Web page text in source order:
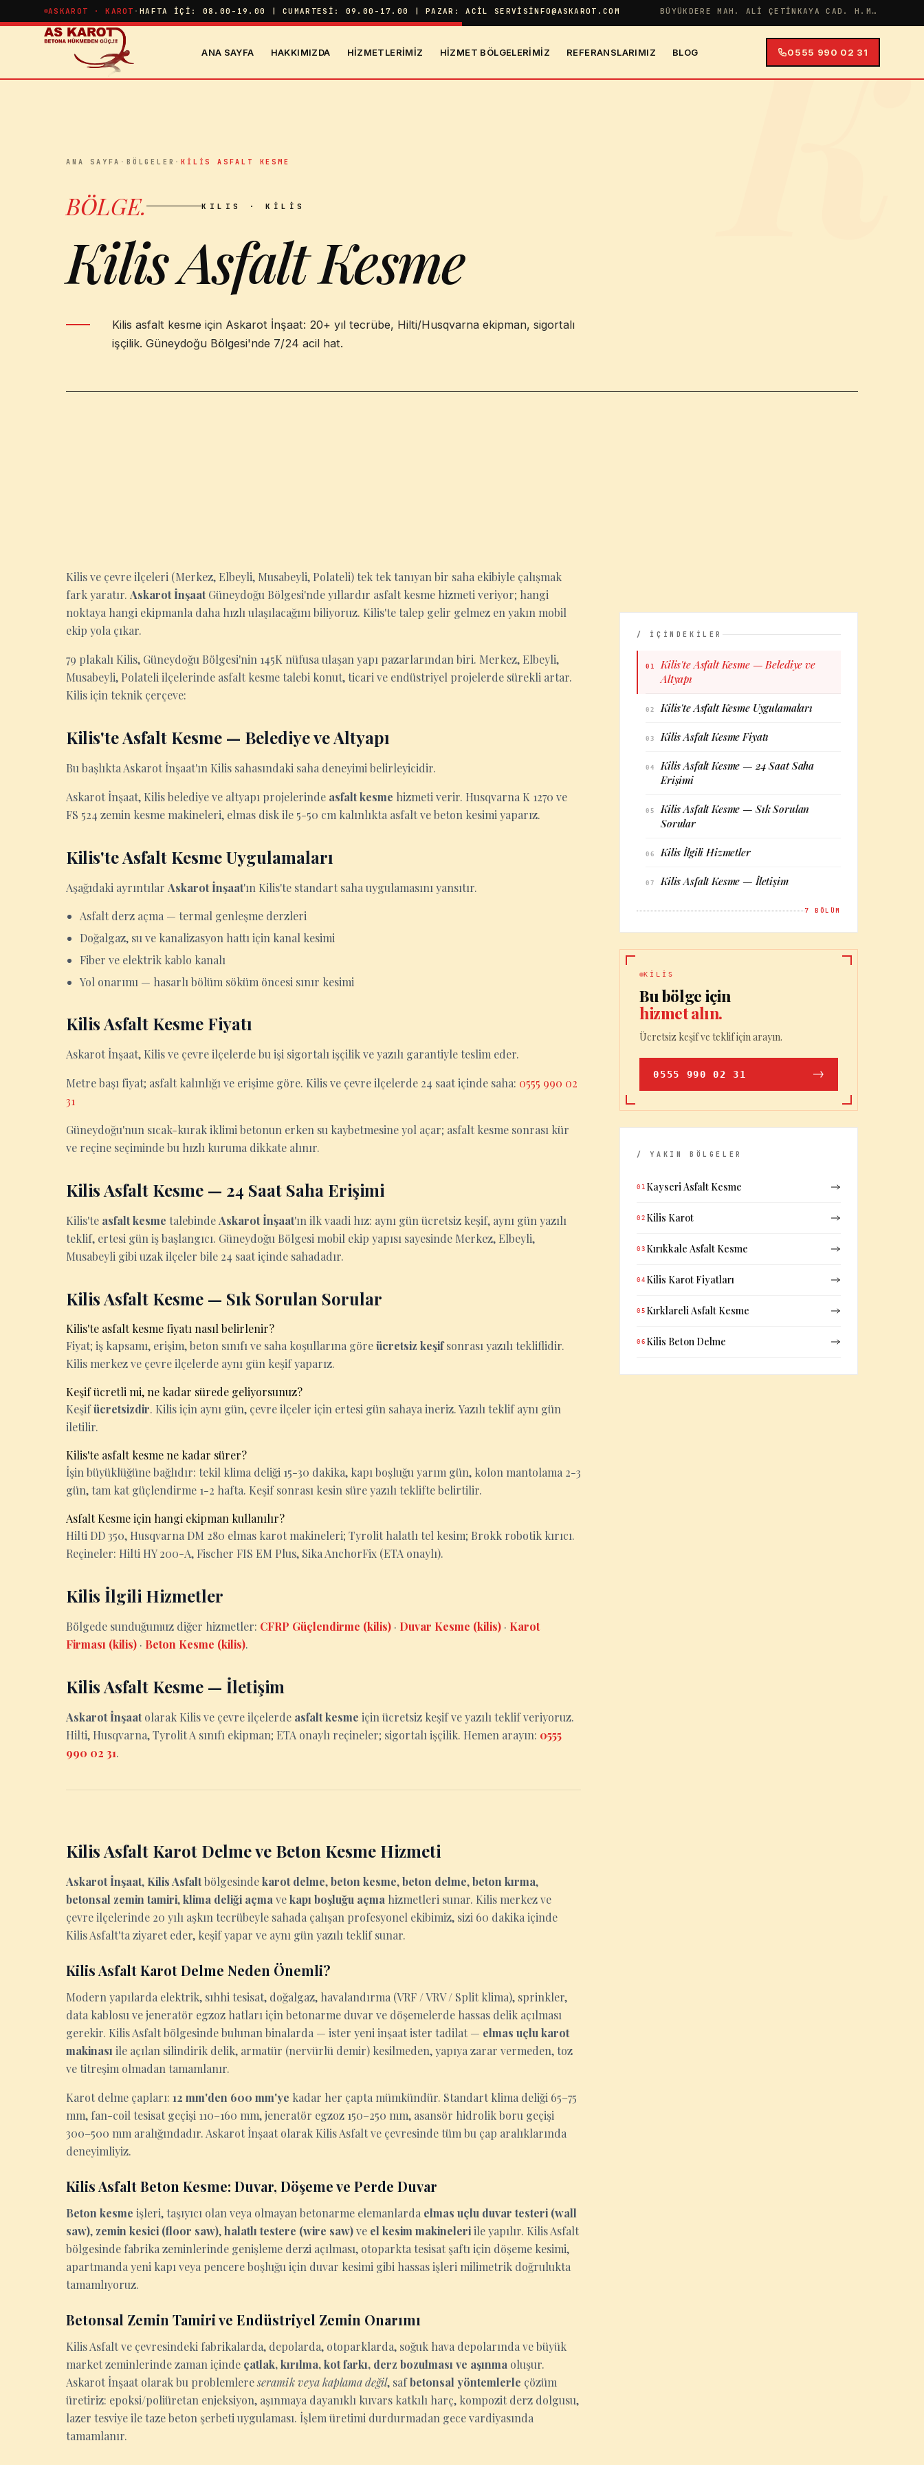
İçeriğe atlaASKAROT · KAROT ·HAFTA İÇI: 08.00-19.00 | CUMARTESI: 09.00-17.00 | PAZAR: ACIL SERVIS INFO@ASKAROT.COM BÜYÜKDERE MAH. ALI ÇETINKAYA CAD. H.MERYEM APT NO:38 İÇ KAPI NO:4
ANA SAYFA HAKKIMIZDA HIZMETLERIMIZ HIZMET BÖLGELERIMIZ REFERANSLARIMIZ BLOG 0555 990 02 31
K
ANA SAYFA ·BÖLGELER ·KILIS ASFALT KESME
BÖLGE. KILIS · KILIS
Kilis Asfalt Kesme
Kilis asfalt kesme için Askarot İnşaat: 20+ yıl tecrübe, Hilti/Husqvarna ekipman, sigortalı
işçilik. Güneydoğu Bölgesi'nde 7/24 acil hat.
Kilis ve çevre ilçeleri (Merkez, Elbeyli, Musabeyli, Polateli) tek tek tanıyan bir saha ekibiyle çalışmak
fark yaratır. Askarot İnşaatGüneydoğu Bölgesi'nde yıllardır asfalt kesme hizmeti veriyor; hangi
noktaya hangi ekipmanla daha hızlı ulaşılacağını biliyoruz. Kilis'te talep gelir gelmez en yakın mobil
ekip yola çıkar.
79 plakalı Kilis, Güneydoğu Bölgesi'nin 145K nüfusa ulaşan yapı pazarlarından biri. Merkez, Elbeyli,
Musabeyli, Polateli ilçelerinde asfalt kesme talebi konut, ticari ve endüstriyel projelerde sürekli artar.
Kilis için teknik çerçeve:
Kilis'te Asfalt Kesme — Belediye ve Altyapı
Bu başlıkta Askarot İnşaat'ın Kilis sahasındaki saha deneyimi belirleyicidir.
Askarot İnşaat, Kilis belediye ve altyapı projelerinde asfalt kesme hizmeti verir. Husqvarna K 1270 ve
FS 524 zemin kesme makineleri, elmas disk ile 5-50 cm kalınlıkta asfalt ve beton kesimi yaparız.
Kilis'te Asfalt Kesme Uygulamaları
Aşağıdaki ayrıntılar Askarot İnşaat'ın Kilis'te standart saha uygulamasını yansıtır.
Asfalt derz açma — termal genleşme derzleri
Doğalgaz, su ve kanalizasyon hattı için kanal kesimi
Fiber ve elektrik kablo kanalı
Yol onarımı — hasarlı bölüm söküm öncesi sınır kesimi
Kilis Asfalt Kesme Fiyatı
Askarot İnşaat, Kilis ve çevre ilçelerde bu işi sigortalı işçilik ve yazılı garantiyle teslim eder.
Metre başı fiyat; asfalt kalınlığı ve erişime göre. Kilis ve çevre ilçelerde 24 saat içinde saha: 0555 990 02
31
Güneydoğu'nun sıcak-kurak iklimi betonun erken su kaybetmesine yol açar; asfalt kesme sonrası kür
ve reçine seçiminde bu hızlı kuruma dikkate alınır.
Kilis Asfalt Kesme — 24 Saat Saha Erişimi
Kilis'te asfalt kesme talebindeAskarot İnşaat'ın ilk vaadi hız: aynı gün ücretsiz keşif, aynı gün yazılı
teklif, ertesi gün iş başlangıcı. Güneydoğu Bölgesi mobil ekip yapısı sayesinde Merkez, Elbeyli,
Musabeyli gibi uzak ilçeler bile 24 saat içinde sahadadır.
Kilis Asfalt Kesme — Sık Sorulan Sorular
Kilis'te asfalt kesme fiyatı nasıl belirlenir?
Fiyat; iş kapsamı, erişim, beton sınıfı ve saha koşullarına göreücretsiz keşifsonrası yazılı tekliflidir.
Kilis merkez ve çevre ilçelerde aynı gün keşif yaparız.
Keşif ücretli mi, ne kadar sürede geliyorsunuz?
Keşifücretsizdir. Kilis için aynı gün, çevre ilçeler için ertesi gün sahaya ineriz. Yazılı teklif aynı gün
iletilir.
Kilis'te asfalt kesme ne kadar sürer?
İşin büyüklüğüne bağlıdır: tekil klima deliği 15-30 dakika, kapı boşluğu yarım gün, kolon mantolama 2-3
gün, tam kat güçlendirme 1-2 hafta. Keşif sonrası kesin süre yazılı teklifte belirtilir.
Asfalt Kesme için hangi ekipman kullanılır?
Hilti DD 350, Husqvarna DM 280 elmas karot makineleri; Tyrolit halatlı tel kesim; Brokk robotik kırıcı.
Reçineler: Hilti HY 200-A, Fischer FIS EM Plus, Sika AnchorFix (ETA onaylı).
Kilis İlgili Hizmetler
Bölgede sunduğumuz diğer hizmetler: CFRP Güçlendirme (kilis) · Duvar Kesme (kilis) · Karot
Firması (kilis) · Beton Kesme (kilis).
Kilis Asfalt Kesme — İletişim
Askarot İnşaatolarak Kilis ve çevre ilçelerde asfalt kesme için ücretsiz keşif ve yazılı teklif veriyoruz.
Hilti, Husqvarna, Tyrolit A sınıfı ekipman; ETA onaylı reçineler; sigortalı işçilik. Hemen arayın: 0555
990 02 31.
Kilis Asfalt Karot Delme ve Beton Kesme Hizmeti
Askarot İnşaat, Kilis Asfaltbölgesindekarot delme,beton kesme,beton delme,beton kırma,
betonsal zemin tamiri,klima deliği açma vekapı boşluğu açma hizmetleri sunar. Kilis merkez ve
çevre ilçelerinde 20 yılı aşkın tecrübeyle sahada çalışan profesyonel ekibimiz, sizi 60 dakika içinde
Kilis Asfalt'ta ziyaret eder, keşif yapar ve aynı gün yazılı teklif sunar.
Kilis Asfalt Karot Delme Neden Önemli?
Modern yapılarda elektrik, sıhhi tesisat, doğalgaz, havalandırma (VRF / VRV / Split klima), sprinkler,
data kablosu ve jeneratör egzoz hatları için betonarme duvar ve döşemelerde hassas delik açılması
gerekir. Kilis Asfalt bölgesinde bulunan binalarda — ister yeni inşaat ister tadilat — elmas uçlu karot
makinası ile açılan silindirik delik, armatür (nervürlü demir) kesilmeden, yapıya zarar vermeden, toz
ve titreşim olmadan tamamlanır.
Karot delme çapları: 12 mm'den 600 mm'ye kadar her çapta mümkündür. Standart klima deliği 65–75
mm, fan-coil tesisat geçişi 110–160 mm, jeneratör egzoz 150–250 mm, asansör hidrolik boru geçişi
300–500 mm aralığındadır. Askarot İnşaat olarak Kilis Asfalt ve çevresinde tüm bu çap aralıklarında
deneyimliyiz.
Kilis Asfalt Beton Kesme: Duvar, Döşeme ve Perde Duvar
Beton kesme işleri, taşıyıcı olan veya olmayan betonarme elemanlarda elmas uçlu duvar testeri (wall
saw), zemin kesici (floor saw),halatlı testere (wire saw)ve el kesim makineleriile yapılır. Kilis Asfalt
bölgesinde fabrika zeminlerinde genişleme derzi açılması, otoparkta tesisat şaftı için döşeme kesimi,
apartmanda yeni kapı veya pencere boşluğu için duvar kesimi gibi hassas işleri milimetrik doğrulukta
tamamlıyoruz.
Betonsal Zemin Tamiri ve Endüstriyel Zemin Onarımı
Kilis Asfalt ve çevresindeki fabrikalarda, depolarda, otoparklarda, soğuk hava depolarında ve büyük
market zeminlerinde zaman içinde çatlak, kırılma, kot farkı, derz bozulması ve aşınma oluşur.
Askarot İnşaat olarak bu problemlereseramik veya kaplama değil, safbetonsal yöntemlerle çözüm
üretiriz: epoksi/poliüretan enjeksiyon, aşınmaya dayanıklı kuvars katkılı harç, kompozit derz dolgusu,
lazer tesviye ile taze beton şerbeti uygulaması. İşlem üretimi durdurmadan gece vardiyasında
tamamlanır.
/ İÇİNDEKİLER
01
Kilis'te Asfalt Kesme — Belediye ve
Altyapı
02 Kilis'te Asfalt Kesme Uygulamaları
03 Kilis Asfalt Kesme Fiyatı
04
Kilis Asfalt Kesme — 24 Saat Saha
Erişimi
05
Kilis Asfalt Kesme — Sık Sorulan
Sorular
06 Kilis İlgili Hizmetler
07 Kilis Asfalt Kesme — İletişim
7 BÖLÜM
KILIS
Bu bölge için
hizmet alın.
Ücretsiz keşif ve teklif için arayın.
0555 990 02 31
/ YAKIN BÖLGELER
01 Kayseri Asfalt Kesme
02 Kilis Karot
03 Kırıkkale Asfalt Kesme
04 Kilis Karot Fiyatları
05 Kırklareli Asfalt Kesme
06 Kilis Beton Delme